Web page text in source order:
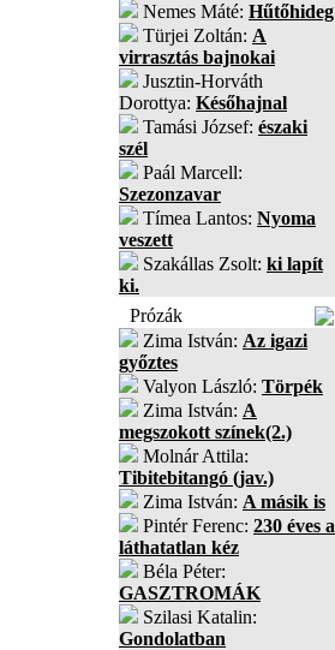
Nemes Máté: Hűtőhideg
Türjei Zoltán: A
virrasztás bajnokai
Jusztin-Horváth
Dorottya: Későhajnal
Tamási József: északi
szél
Paál Marcell:
Szezonzavar
Tímea Lantos: Nyoma
veszett
Szakállas Zsolt: ki lapít
ki.
Prózák
Zima István: Az igazi
győztes
Valyon László: Törpék
Zima István: A
megszokott színek(2.)
Molnár Attila:
Tibitebitangó (jav.)
Zima István: A másik is
Pintér Ferenc: 230 éves a
láthatatlan kéz
Béla Péter:
GASZTROMÁK
Szilasi Katalin:
Gondolatban